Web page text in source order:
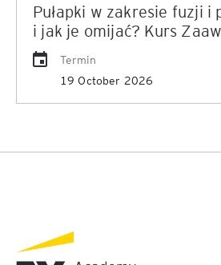
Pułapki w zakresie fuzji i
i jak je omijać? Kurs
Termin
19 October 2026